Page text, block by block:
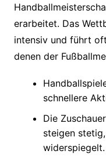
erarbeitet. Das
intensiv und führt
denen der
schnellere
Die
steigen
widerspiegelt.